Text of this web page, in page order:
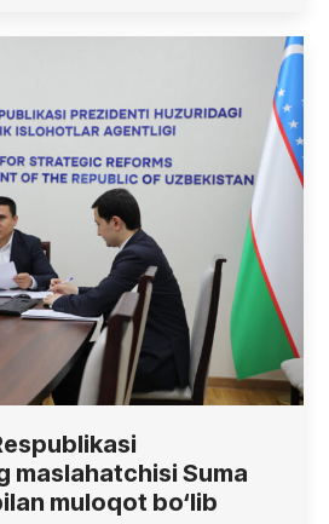
maslahatchisi Suma
muloqot bo‘lib